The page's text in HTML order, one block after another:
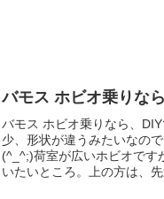
バモス ホビオ乗りな
バモス ホビオ乗りなら、
少、形状が違うみたいなの
(^_^;)荷室が広いホビオです
いたいところ。上の方は、